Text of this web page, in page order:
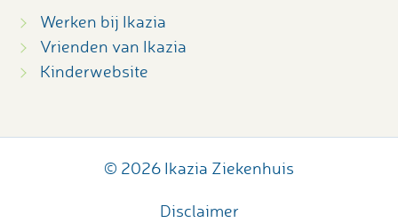
Werken bij Ikazia
Vrienden van Ikazia
Kinderwebsite
© 2026 Ikazia Ziekenhuis
Disclaimer